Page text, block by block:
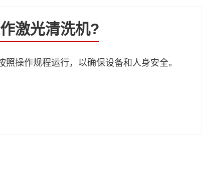
激光清洗机?
操作规程运行，以确保设备和人身安全。